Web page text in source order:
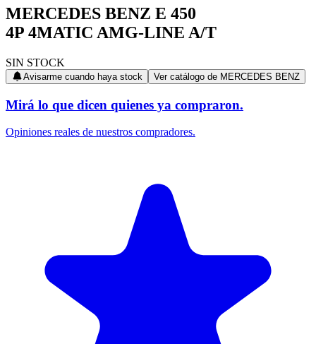
MERCEDES BENZ E 450
4P 4MATIC AMG-LINE A/T
SIN STOCK
Avisarme cuando haya stock Ver catálogo de MERCEDES BENZ
Mirá lo que dicen quienes ya compraron.
Opiniones reales de nuestros compradores.